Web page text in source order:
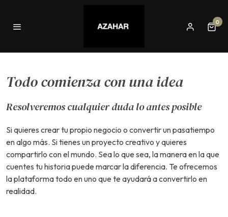
0
Todo comienza con una idea
Resolveremos cualquier duda lo antes posible
Si quieres crear tu propio negocio o convertir un pasatiempo
en algo más. Si tienes un proyecto creativo y quieres
compartirlo con el mundo. Sea lo que sea, la manera en la que
cuentes tu historia puede marcar la diferencia. Te ofrecemos
la plataforma todo en uno que te ayudará a convertirlo en
realidad.